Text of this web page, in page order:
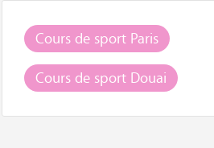
Cours de sport Paris
Cours de sport Douai